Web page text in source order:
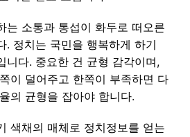
는 소통과 통섭이 화두로 떠오른
. 정치는 국민을 행복하게 하기
니다. 중요한 건 균형 감각이며,
이 덜어주고 한쪽이 부족하면 다
의 균형을 잡아야 합니다.
색채의 매체로 정치정보를 얻는